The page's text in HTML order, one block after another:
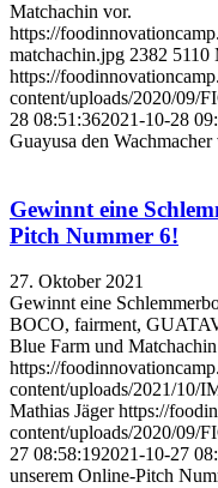
Matchachin vor.
https://
matchachin.jpg 2382 5110
https://
content/uploads/2020/09/
28 08:51:362021-10-28
Guayusa den
Gewinnt eine
Pitch Nummer 6!
27. Oktober 2021
Gewinnt eine
BOCO, fairment,
Blue Farm und
https://
content/uploads/2021/10/
Mathias Jäger https://
content/uploads/2020/09/
27 08:58:192021-10-27
unserem Online-Pitch